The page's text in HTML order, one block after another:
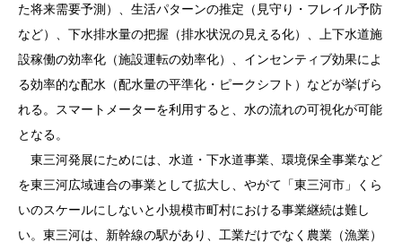
た将来需要予測）、生活パターンの推定（見守り・フレイル予防
など）、下水排水量の把握（排水状況の見える化）、上下水道施
設稼働の効率化（施設運転の効率化）、インセンティブ効果によ
る効率的な配水（配水量の平準化・ピークシフト）などが挙げら
れる。スマートメーターを利用すると、水の流れの可視化が可能
となる。
東三河発展にためには、水道・下水道事業、環境保全事業など
を東三河広域連合の事業として拡大し、やがて「東三河市」くら
いのスケールにしないと小規模市町村における事業継続は難し
い。東三河は、新幹線の駅があり、工業だけでなく農業（漁業）